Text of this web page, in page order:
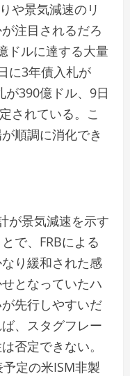
や景気減速のリ
注目されるだろ
ドルに達する大量
に3年債入札が
が390億ドル、9日
されている。こ
順調に消化でき
が景気減速を示す
で、FRBによる
り緩和された感
となっていたハ
先行しやすいだ
、スタグフレー
否定できない。
定の米ISM非製